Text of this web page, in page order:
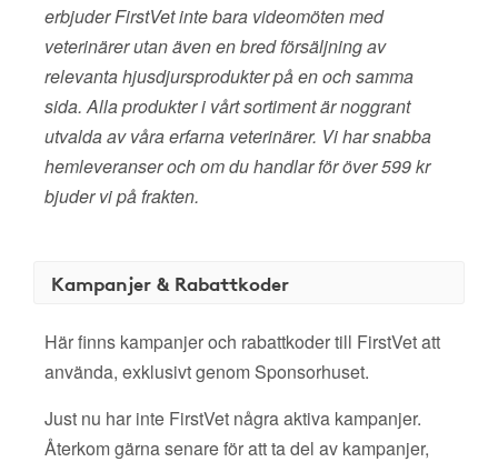
erbjuder FirstVet inte bara videomöten med
veterinärer utan även en bred försäljning av
relevanta hjusdjursprodukter på en och samma
sida. Alla produkter i vårt sortiment är noggrant
utvalda av våra erfarna veterinärer. Vi har snabba
hemleveranser och om du handlar för över 599 kr
bjuder vi på frakten.
Kampanjer & Rabattkoder
Här finns kampanjer och rabattkoder till FirstVet att
använda, exklusivt genom Sponsorhuset.
Just nu har inte FirstVet några aktiva kampanjer.
Återkom gärna senare för att ta del av kampanjer,